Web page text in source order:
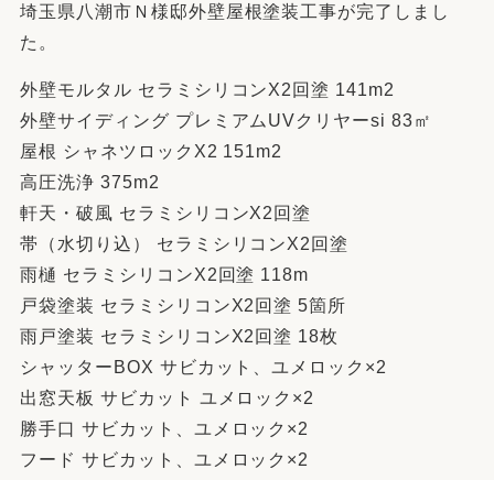
埼玉県八潮市Ｎ様邸外壁屋根塗装工事が完了しまし
た。
外壁モルタル セラミシリコンX2回塗 141m2
外壁サイディング プレミアムUVクリヤーsi 83㎡
屋根 シャネツロックX2 151m2
高圧洗浄 375m2
軒天・破風 セラミシリコンX2回塗
帯（水切り込） セラミシリコンX2回塗
雨樋 セラミシリコンX2回塗 118m
戸袋塗装 セラミシリコンX2回塗 5箇所
雨戸塗装 セラミシリコンX2回塗 18枚
シャッターBOX サビカット、ユメロック×2
出窓天板 サビカット ユメロック×2
勝手口 サビカット、ユメロック×2
フード サビカット、ユメロック×2